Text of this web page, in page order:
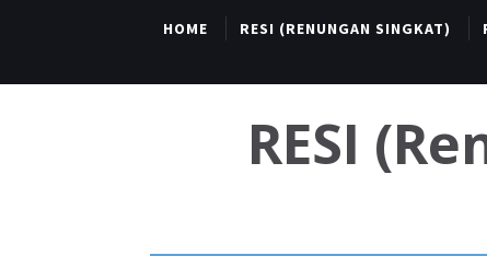
HOME RESI (RENUNGAN SINGKAT)
RESI